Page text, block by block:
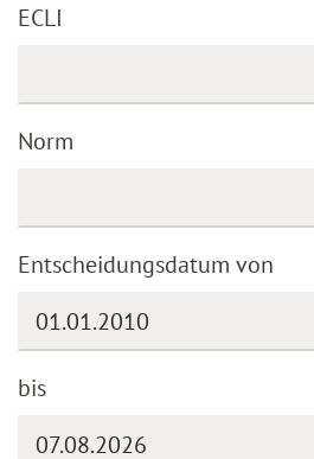
ECLI
Norm
Entscheidungsdatum von
bis